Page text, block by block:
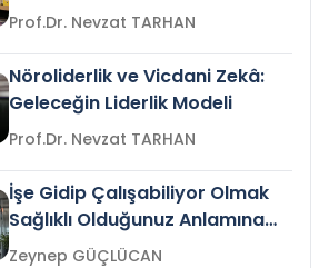
Prof.Dr. Nevzat TARHAN
Nöroliderlik ve Vicdani Zekâ:
Geleceğin Liderlik Modeli
Prof.Dr. Nevzat TARHAN
İşe Gidip Çalışabiliyor Olmak
Sağlıklı Olduğunuz Anlamına
Gelir mi?Zeynep GÜÇLÜCAN